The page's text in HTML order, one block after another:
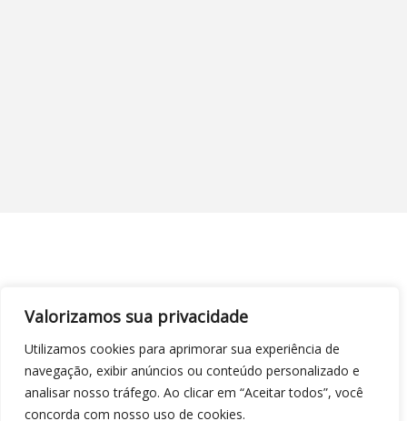
Valorizamos sua privacidade
Utilizamos cookies para aprimorar sua experiência de
navegação, exibir anúncios ou conteúdo personalizado e
analisar nosso tráfego. Ao clicar em “Aceitar todos”, você
concorda com nosso uso de cookies.